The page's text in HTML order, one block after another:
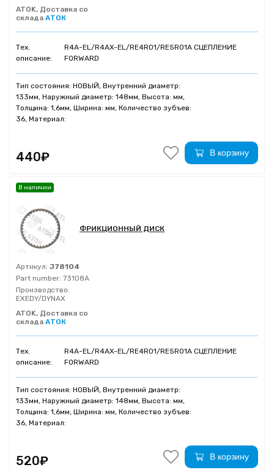
ATOK, Доставка со
склада АТОК
Тех.
описание:
R4A-EL/R4AX-EL/RE4R01/RE5R01A СЦЕПЛЕНИЕ
FORWARD
Тип состояния: НОВЫЙ, Внутренний диаметр:
133мм, Наружный диаметр: 148мм, Высота: мм,
Толщина: 1,6мм, Ширина: мм, Количество зубъев:
36, Материал:
440₽ В корзину
ФРИКЦИОННЫЙ ДИСК
Артикул: J78104
Part number: 73108A
Производство:
EXEDY/DYNAX
ATOK, Доставка со
склада АТОК
Тех.
описание:
R4A-EL/R4AX-EL/RE4R01/RE5R01A СЦЕПЛЕНИЕ
FORWARD
Тип состояния: НОВЫЙ, Внутренний диаметр:
133мм, Наружный диаметр: 148мм, Высота: мм,
Толщина: 1,6мм, Ширина: мм, Количество зубъев:
36, Материал:
В наличии
520₽ В корзину